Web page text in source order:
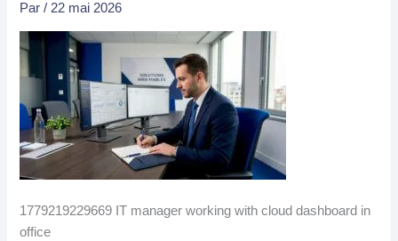
Par/ 22 mai 2026
1779219229669 IT manager working with cloud dashboard in
office